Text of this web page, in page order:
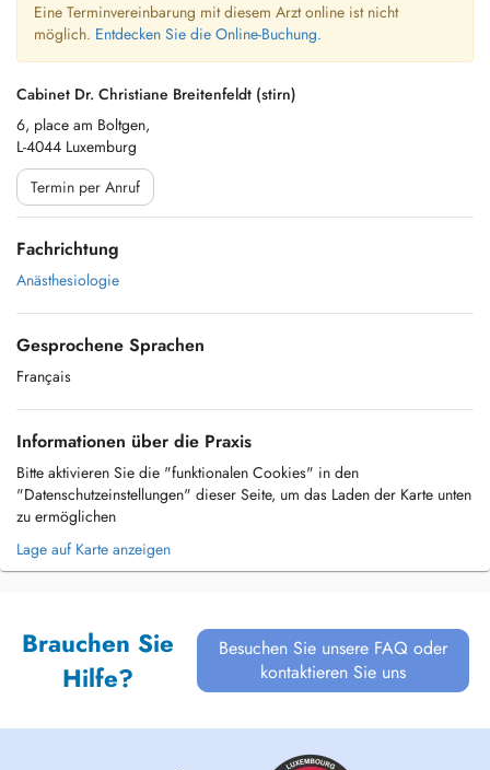
Eine Terminvereinbarung mit diesem Arzt online ist nicht
möglich. Entdecken Sie die Online-Buchung.
Cabinet Dr. Christiane Breitenfeldt (stirn)
6, place am Boltgen,
L-4044 Luxemburg
Termin per Anruf
Fachrichtung
Anästhesiologie
Gesprochene Sprachen
Français
Informationen über die Praxis
Bitte aktivieren Sie die "funktionalen Cookies" in den
"Datenschutzeinstellungen" dieser Seite, um das Laden der Karte unten
zu ermöglichen
Lage auf Karte anzeigen
Brauchen Sie
Hilfe?
Besuchen Sie unsere FAQ oder
kontaktieren Sie uns